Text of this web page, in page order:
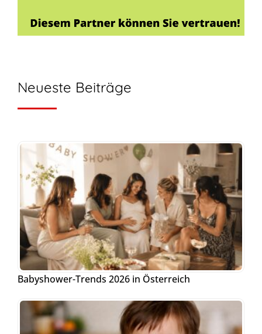
Neueste Beiträge
Babyshower-Trends 2026 in Österreich